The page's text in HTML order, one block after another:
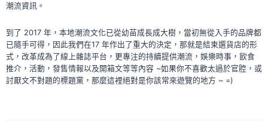
潮流資訊。
到了 2017 年，本地潮流文化已從幼苗成長成大樹，當初無從入手的品牌都
已隨手可得，因此我們在17 年作出了重大的決定，那就是結束選貨店的形
式，改革成為了線上雜誌平台，更專注的持續提供潮流，娛樂時事，飲食
推介，活動，發售情報以及開箱文等等內容 ~如果你不喜歡太過於官腔，或
討厭文不對題的標題黨，那麼這裡絕對是你該常來遊覽的地方 ~ =)